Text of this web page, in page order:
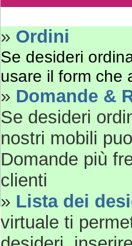
» Ordini
Se desideri
usare il form che
» Domande &
Se desideri
nostri mobili
Domande più
clienti
» Lista dei
virtuale ti